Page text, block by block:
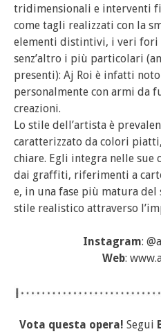
tridimensionali e interventi
come tagli realizzati con la
elementi distintivi, i veri
senz’altro i più particolari
presenti): Aj Roi è infatti
personalmente con armi da
creazioni.
Lo stile dell’artista è
caratterizzato da colori
chiare. Egli integra nelle sue
dai graffiti, riferimenti a
e, in una fase più matura
stile realistico attraverso
Instagram:
Web:
Vota questa opera! Segui